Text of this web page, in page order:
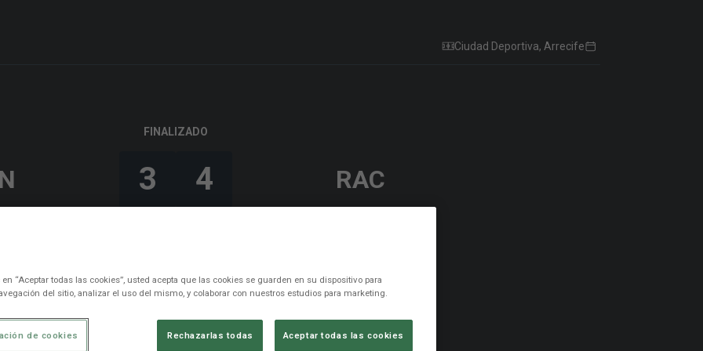
Ciudad Deportiva, Arrecife
FINALIZADO
3 4 RAC
75’
Suleiman Camara
“Aceptar todas las cookies”, usted acepta que las cookies se guarden en su dispositivo para
del sitio, analizar el uso del mismo, y colaborar con nuestros estudios para marketing.
Rechazarlas todas Aceptar todas las cookies
de cookies